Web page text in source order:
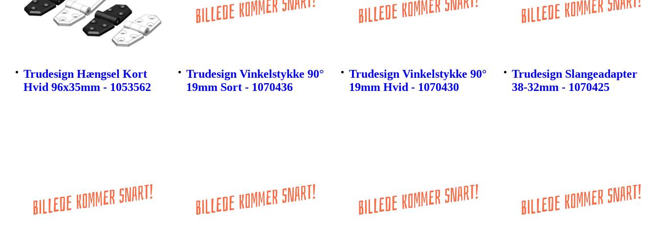
Trudesign Hængsel Kort
Hvid 96x35mm - 1053562
Trudesign Vinkelstykke 90°
19mm Sort - 1070436
Trudesign Vinkelstykke 90°
19mm Hvid - 1070430
Trudesign Slangeadapter
38-32mm - 1070425